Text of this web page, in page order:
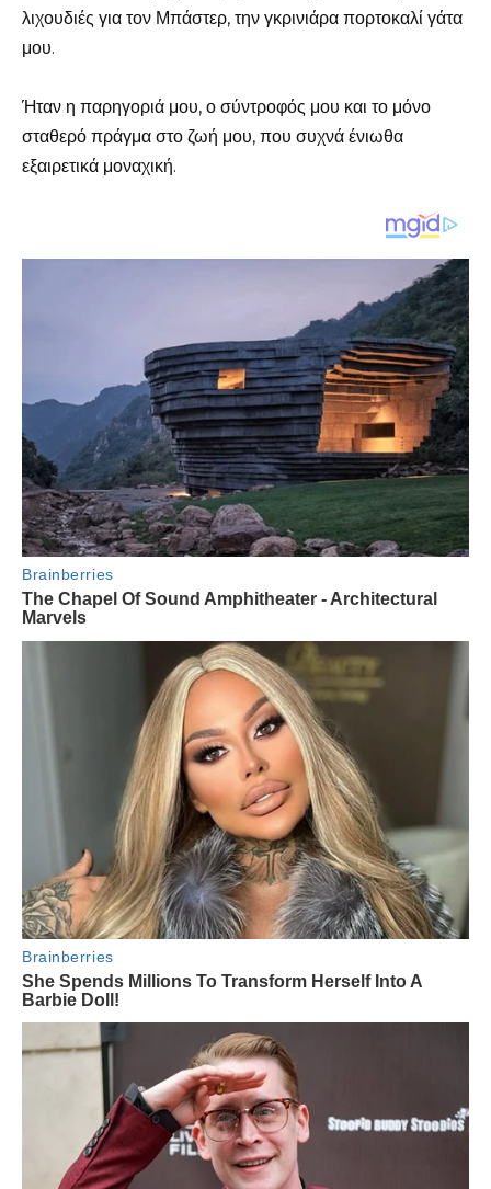
λιχουδιές για τον Μπάστερ, την γκρινιάρα πορτοκαλί γάτα
μου.
Ήταν η παρηγοριά μου, ο σύντροφός μου και το μόνο
σταθερό πράγμα στο ζωή μου, που συχνά ένιωθα
εξαιρετικά μοναχική.